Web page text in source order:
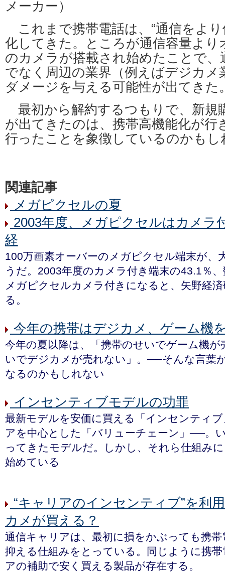
メーカー）
これまで携帯電話は、“通信をよ
化してきた。ところが通信容量より
のカメラが搭載され始めたことで
でなく周辺の業界（例えばデジカメ
ダメージを与える可能性が出てきた
最初から解約するつもりで、新規
が出てきたのは、携帯高機能化が行
行ったことを象徴しているのかもし
関連記事
メガピクセルの夏
2003年度、メガピクセルはカメラ
経
100万画素オーバーのメガピクセル端末が、
うだ。2003年度のカメラ付き端末の43.1％
メガピクセルカメラ付きになると、矢野経
る。
今年の携帯はデジカメ、ゲーム機
今年の夏以降は、「携帯のせいでゲーム機
いでデジカメが売れない」。──そんな言葉
なるのかもしれない
インセンティブモデルの功罪
最新モデルを安価に買える「インセンティ
アを中心とした「バリューチェーン」──。
ってきたモデルだ。しかし、それら仕組み
始めている
“キャリアのインセンティブ”を利
カメが買える？
通信キャリアは、最初に損をかぶっても携
抑える仕組みをとっている。同じように携
アの補助で安く買える製品が存在する。